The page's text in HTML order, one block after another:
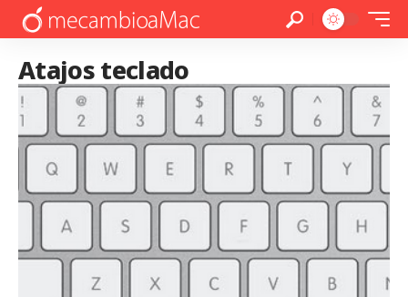
Atajos teclado